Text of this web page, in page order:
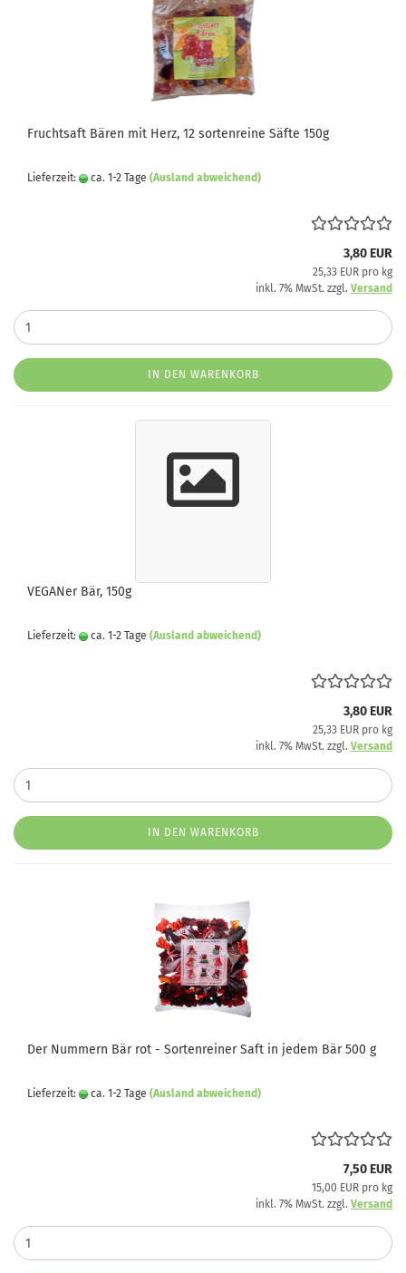
Fruchtsaft Bären mit Herz, 12 sortenreine Säfte 150g
Lieferzeit: ca. 1-2 Tage (Ausland abweichend)
3,80 EUR
25,33 EUR pro kg
inkl. 7% MwSt. zzgl. Versand
IN DEN WARENKORB
VEGANer Bär, 150g
Lieferzeit: ca. 1-2 Tage (Ausland abweichend)
3,80 EUR
25,33 EUR pro kg
inkl. 7% MwSt. zzgl. Versand
IN DEN WARENKORB
Der Nummern Bär rot - Sortenreiner Saft in jedem Bär 500 g
Lieferzeit: ca. 1-2 Tage (Ausland abweichend)
7,50 EUR
15,00 EUR pro kg
inkl. 7% MwSt. zzgl. Versand